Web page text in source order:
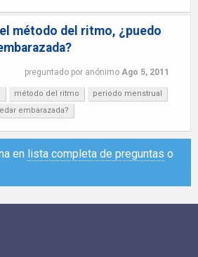
método del ritmo, ¿puedo
preguntado por anónimo Ago 5, 2011
método del ritmo
periodo menstrual
embarazada?
en lista completa de preguntas o